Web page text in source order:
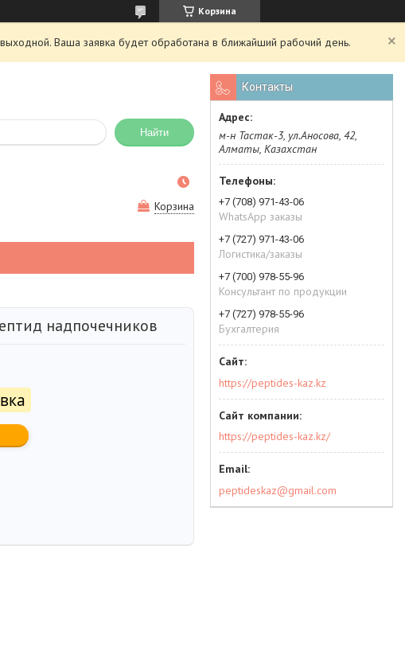
Корзина
Ваша заявка будет обработана в ближайший рабочий день.
Найти
Корзина
надпочечников
Контакты
м-н Тастак-3, ул.Аносова, 42,
Алматы, Казахстан
+7 (708) 971-43-06
WhatsApp заказы
+7 (727) 971-43-06
Логистика/заказы
+7 (700) 978-55-96
Консультант по продукции
+7 (727) 978-55-96
Бухгалтерия
https://peptides-kaz.kz
https://peptides-kaz.kz/
peptideskaz@gmail.com